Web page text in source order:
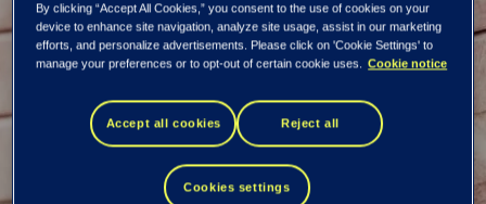
Software
developer/DevOps
engineer
By clicking “Accept All Cookies,” you consent to the use of cookies on your
device to enhance site navigation, analyze site usage, assist in our marketing
efforts, and personalize advertisements. Please click on 'Cookie Settings' to
manage your preferences or to opt-out of certain cookie uses.
Cookie notice
Accept all cookies Reject all
Cookies settings